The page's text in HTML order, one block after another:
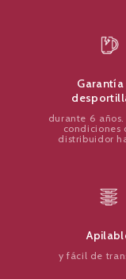
durante 6
condiciones
distribuidor
y fácil de